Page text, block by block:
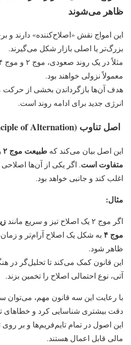
ظاهر می‌شوند
این امواج نقش «اصلاح‌کننده» دارند
بزرگ‌تر یا اصلی بازار شکل می‌گیرند.
معمولاً نزولی خواهند بود.
هدف آن‌ها بازگرداندن بخشی از حرکت
انرژی جدید برای ادامه روند است.
اصل تناوب (Principle of Alternation)
این اصل بیان می‌کند که
متفاوت است. اگر یکی از آن‌ها
اغلب کند و جانبی خواهد بود.
مثال:
اگر موج ۲ یک اصلاح تیز و سریع مانند
موج ۴ به شکل یک اصلاح آرام‌تر و
ظاهر شود.
این قانون کمک می‌کند تا تحلیل‌گر در
آتی، نوع احتمالی اصلاح را تخمین بزند.
با رعایت این سه قانون مهم، می‌توان
دقت بیشتری شناسایی کرد و خطاهای
این اصول در تمام تایم‌فریم‌ها و بر روی
مالی قابل اعمال هستند.